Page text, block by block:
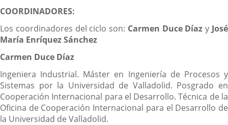
COORDINADORES:
Los coordinadores del ciclo son: Carmen Duce Díazy José
María Enríquez Sánchez
Carmen Duce Díaz
Ingeniera Industrial. Máster en Ingeniería de Procesos y
Sistemas por la Universidad de Valladolid. Posgrado en
Cooperación Internacional para el Desarrollo. Técnica de la
Oficina de Cooperación Internacional para el Desarrollo de
la Universidad de Valladolid.